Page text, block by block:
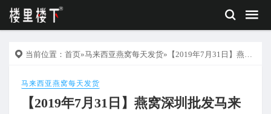
当前位置： 首页»马来西亚燕窝每天发货»【2019年7月31日】燕窝深圳批发马来西亚直邮可达包裹已发出
马来西亚燕窝每天发货
【2019年7月31日】燕窝深圳批发马来